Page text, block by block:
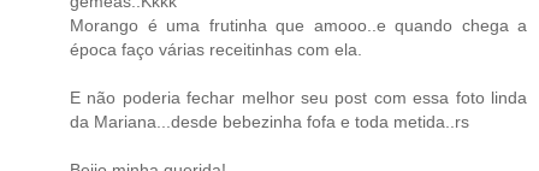
Morango é uma frutinha que amooo..e quando chega a
época faço várias receitinhas com ela.
E não poderia fechar melhor seu post com essa foto linda
da Mariana...desde bebezinha fofa e toda metida..rs